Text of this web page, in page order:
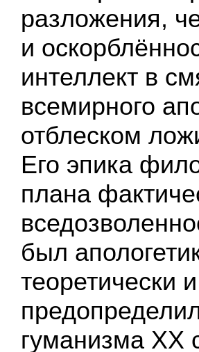
разложения,
и
интеллект в
всемирного
отблеском
Его эпика
плана
был
теоретически
гуманизма ХХ